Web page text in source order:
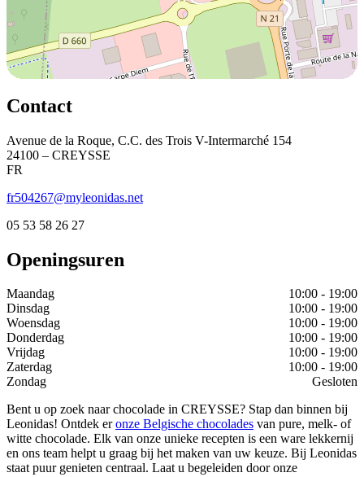
Contact
Avenue de la Roque, C.C. des Trois V-Intermarché 154
24100 – CREYSSE
FR
fr504267@myleonidas.net
05 53 58 26 27
Openingsuren
Maandag
10:00 - 19:00
Dinsdag
10:00 - 19:00
Woensdag
10:00 - 19:00
Donderdag
10:00 - 19:00
Vrijdag
10:00 - 19:00
Zaterdag
10:00 - 19:00
Zondag
Gesloten
Bent u op zoek naar chocolade in CREYSSE? Stap dan binnen bij
Leonidas! Ontdek eronze Belgische chocolades van pure, melk- of
witte chocolade. Elk van onze unieke recepten is een ware lekkernij
en ons team helpt u graag bij het maken van uw keuze. Bij Leonidas
staat puur genieten centraal. Laat u begeleiden door onze